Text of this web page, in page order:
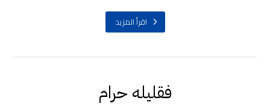
اقرأ المزيد
فقليله حرام